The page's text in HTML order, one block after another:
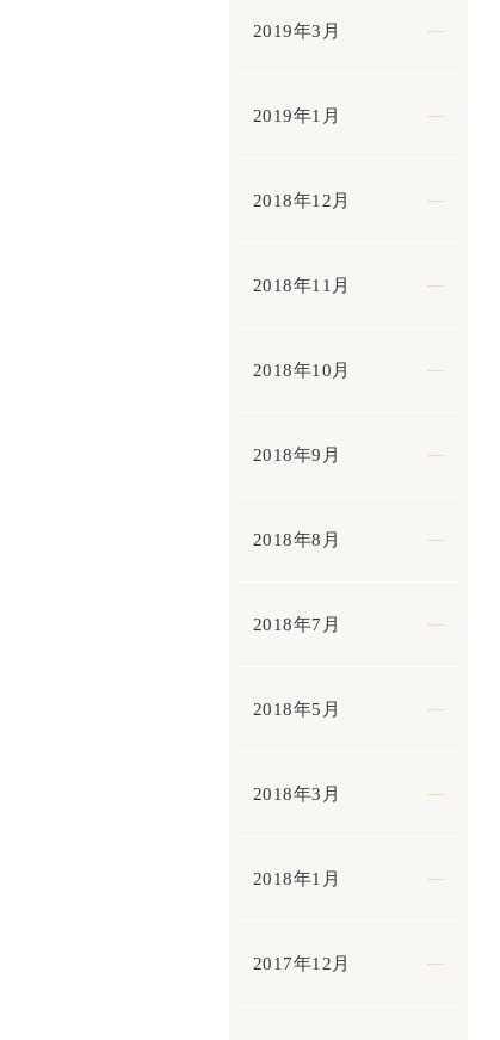
2019年3月
2019年1月
2018年12月
2018年11月
2018年10月
2018年9月
2018年8月
2018年7月
2018年5月
2018年3月
2018年1月
2017年12月